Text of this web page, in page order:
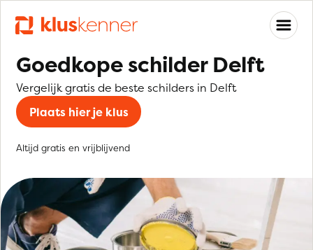
Goedkope schilder Delft
Vergelijk gratis de beste schilders in Delft
Plaats hier je klus
Altijd gratis en vrijblijvend